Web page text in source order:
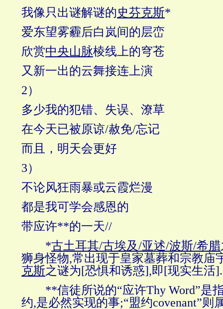
我像只出谜解谜的史芬克斯*
爱东望雾霾后白岚间的层峦
欣赏中央山脉棱线上的穹苍
又新一出的云舞接连上演
2）
多少我的犯错、失误、潦草
在今天已被原谅/赦免/忘记
而且，明天会更好
3）
不论风狂雨暴或云霞烂漫
都是我可学会感恩的
带应许**的一天//
*古土耳其/古埃及/亚述/波斯/希腊
狮身怪物,常出现于皇家墓葬和宗教庙
克斯之谜为[恐惧和诱惑],即[现实生活
**信徒所说的“应许Thy Word”是
约,是必然实现的事;“盟约covenant”则